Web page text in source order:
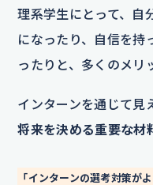
理系学生にとって、自
になったり、自信を持
ったりと、多くのメリ
インターンを通じて見
将来を決める重要な材
「インターンの選考対策が